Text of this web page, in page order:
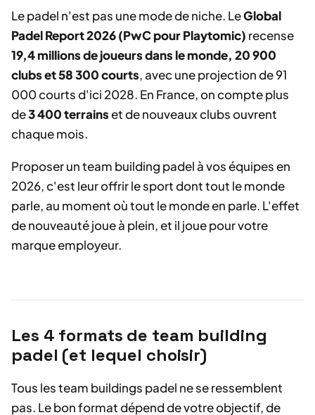
Le padel n'est pas une mode de niche. LeGlobal
Padel Report 2026 (PwC pour Playtomic) recense
19,4 millions de joueurs dans le monde, 20 900
clubs et 58 300 courts, avec une projection de 91
000 courts d'ici 2028. En France, on compte plus
de3 400 terrainset de nouveaux clubs ouvrent
chaque mois.
Proposer un team building padel à vos équipes en
2026, c'est leur offrir le sport dont tout le monde
parle, au moment où tout le monde en parle. L'effet
de nouveauté joue à plein, et il joue pour votre
marque employeur.
Les 4 formats de team building
padel (et lequel choisir)
Tous les team buildings padel ne se ressemblent
pas. Le bon format dépend de votre objectif, de